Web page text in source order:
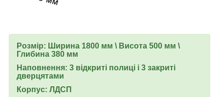
Розмір: Ширина 1800 мм \ Висота 500 мм \
Глибина 380 мм
Наповнення: 3 відкриті полиці і 3 закриті
дверцятами
Корпус: ЛДСП